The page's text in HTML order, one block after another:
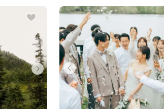
ウェディング
富山県
100 〜 150 万円
円
ウェディング
福島県
300 〜 350 万円
グフォト
ウェディングフォト
群馬県
〜 10 万円
ウェディング
富山県
150 〜 200 万円